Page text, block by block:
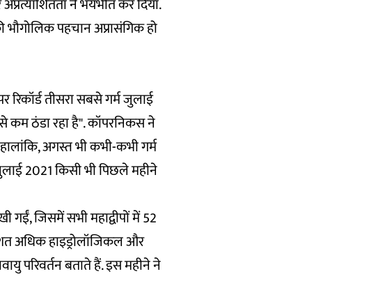
ने भयभीत कर दिया.
पहचान अप्रासंगिक हो
तीसरा सबसे गर्म जुलाई
कम ठंडा रहा है". कॉपरनिकस ने
अगस्त भी कभी-कभी गर्म
2021 किसी भी पिछले महीने
जिसमें सभी महाद्वीपों में 52
अधिक हाइड्रोलॉजिकल और
परिवर्तन बताते हैं. इस महीने ने